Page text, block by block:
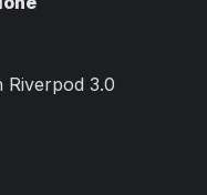
Riverpod 3.0